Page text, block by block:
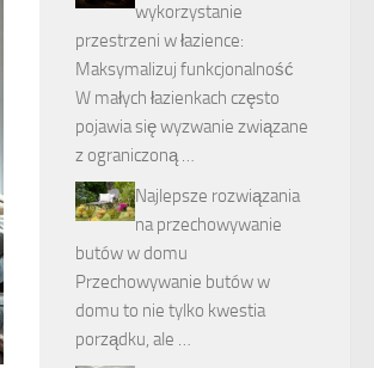
wykorzystanie
przestrzeni w łazience:
Maksymalizuj funkcjonalność
W małych łazienkach często
pojawia się wyzwanie związane
z ograniczoną …
Najlepsze rozwiązania
na przechowywanie
butów w domu
Przechowywanie butów w
domu to nie tylko kwestia
porządku, ale …